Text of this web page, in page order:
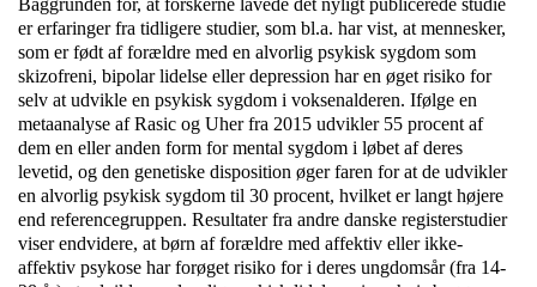
Baggrunden for, at forskerne lavede det nyligt publicerede studie
er erfaringer fra tidligere studier, som bl.a. har vist, at mennesker,
som er født af forældre med en alvorlig psykisk sygdom som
skizofreni, bipolar lidelse eller depression har en øget risiko for
selv at udvikle en psykisk sygdom i voksenalderen. Ifølge en
metaanalyse af Rasic og Uher fra 2015 udvikler 55 procent af
dem en eller anden form for mental sygdom i løbet af deres
levetid, og den genetiske disposition øger faren for at de udvikler
en alvorlig psykisk sygdom til 30 procent, hvilket er langt højere
end referencegruppen. Resultater fra andre danske registerstudier
viser endvidere, at børn af forældre med affektiv eller ikke-
affektiv psykose har forøget risiko for i deres ungdomsår (fra 14-